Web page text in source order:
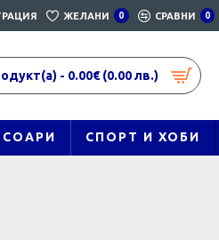
ЖЕЛАНИ 0 СРАВНИ 0
- 0.00€ (0.00 лв.)
СПОРТ И ХОБИ